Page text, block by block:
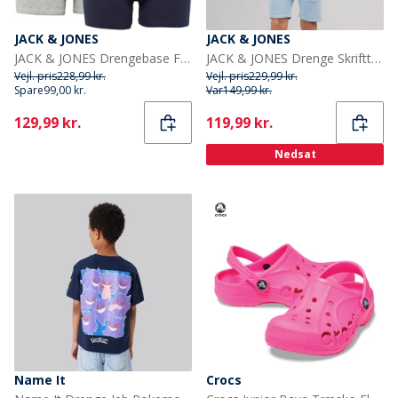
JACK & JONES
JACK & JONES Drengebase Fem-pak Underbukser Multi
Vejl. pris228,99 kr.
Spare99,00 kr.
Current
129,99 kr.
JACK & JONES
JACK & JONES Drenge Skrifttype T-shirt Og Shorts Sæt Ashley Blue
Vejl. pris229,99 kr.
Var149,99 kr.
Current
119,99 kr.
Nedsat
Name It
Crocs